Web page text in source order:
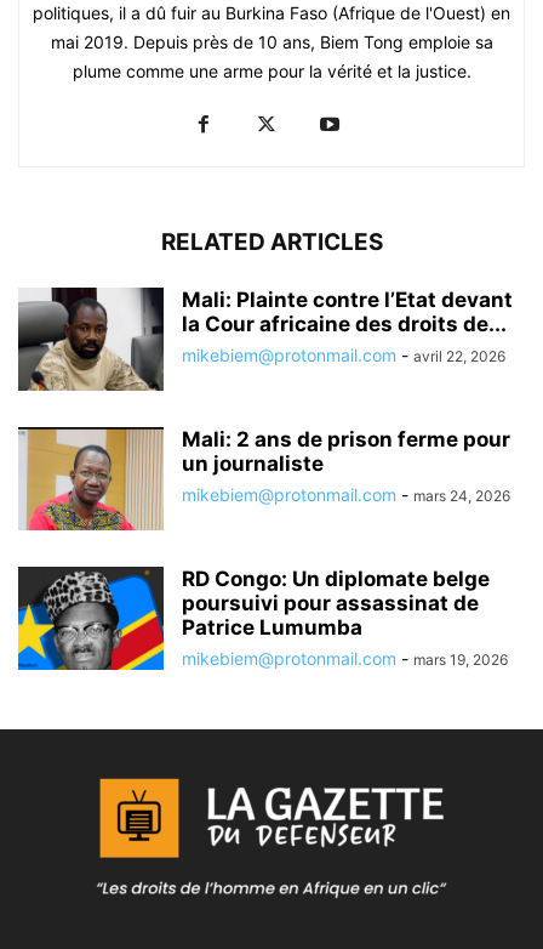
politiques, il a dû fuir au Burkina Faso (Afrique de l'Ouest) en
mai 2019. Depuis près de 10 ans, Biem Tong emploie sa
plume comme une arme pour la vérité et la justice.
RELATED ARTICLES
Mali: Plainte contre l’Etat devant
la Cour africaine des droits de...
mikebiem@protonmail.com - avril 22, 2026
Mali: 2 ans de prison ferme pour
un journaliste
mikebiem@protonmail.com - mars 24, 2026
RD Congo: Un diplomate belge
poursuivi pour assassinat de
Patrice Lumumba
mikebiem@protonmail.com - mars 19, 2026